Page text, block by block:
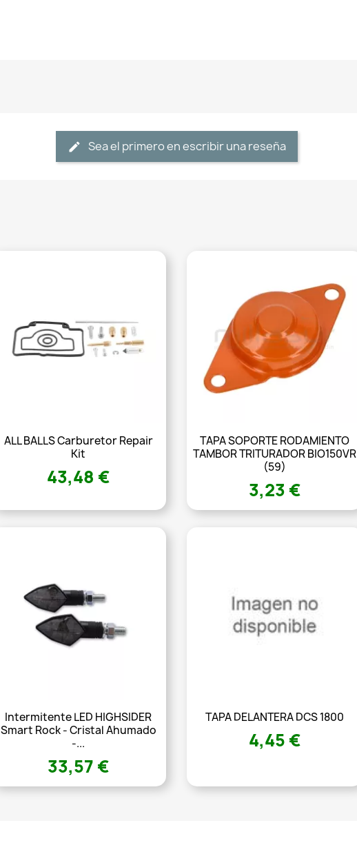
Sea el primero en escribir una reseña
ALL BALLS Carburetor Repair
Kit
43,48 €
TAPA SOPORTE RODAMIENTO
TAMBOR TRITURADOR BIO150VR
(59)
3,23 €
Intermitente LED HIGHSIDER
Smart Rock - Cristal Ahumado
-...
33,57 €
TAPA DELANTERA DCS 1800
4,45 €